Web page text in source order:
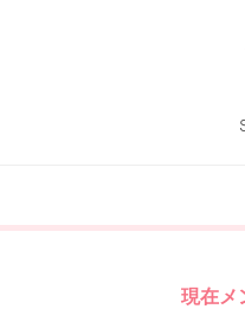
現在メ